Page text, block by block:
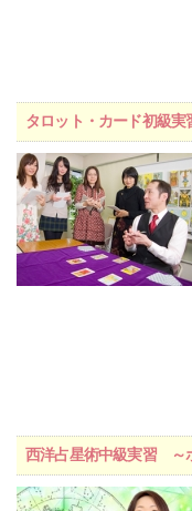
タロット・カード初級
西洋占星術中級実習 ～